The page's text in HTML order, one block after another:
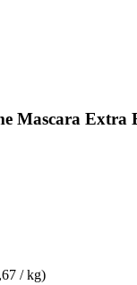
Mascara Extra
/ kg)